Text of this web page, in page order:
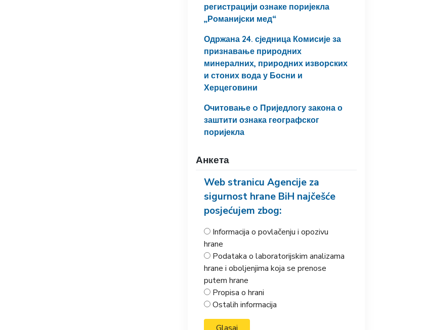
регистрацији ознаке поријекла
„Романијски мед“
Одржана 24. сједница Комисије за
признавање природних
минералних, природних изворских
и стоних вода у Босни и
Херцеговини
Очитовање o Приједлогу закона о
заштити ознака географског
поријекла
Анкета
Web stranicu Agencije za
sigurnost hrane BiH najčešće
posjećujem zbog:
Informacija o povlačenju i opozivu
hrane
Podataka o laboratorijskim analizama
hrane i oboljenjima koja se prenose
putem hrane
Propisa o hrani
Ostalih informacija